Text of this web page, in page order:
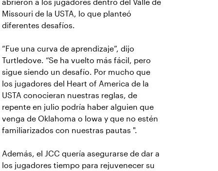
abrieron a los jugadores dentro del Valle de
Missouri de la USTA, lo que planteó
diferentes desafíos.
“Fue una curva de aprendizaje”, dijo
Turtledove. “Se ha vuelto más fácil, pero
sigue siendo un desafío. Por mucho que
los jugadores del Heart of America de la
USTA conocieran nuestras reglas, de
repente en julio podría haber alguien que
venga de Oklahoma o Iowa y que no estén
familiarizados con nuestras pautas ".
Además, el JCC quería asegurarse de dar a
los jugadores tiempo para rejuvenecer su